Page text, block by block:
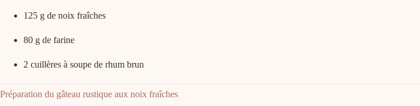
125 g de noix fraîches
80 g de farine
2 cuillères à soupe de rhum brun
Préparation du gâteau rustique aux noix fraîches